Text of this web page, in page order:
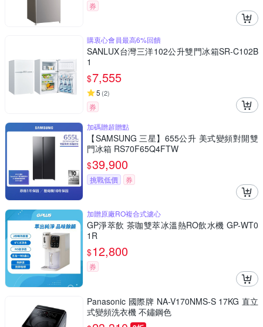
券
購衷心會員最高6%回饋
SANLUX台灣三洋102公升雙門冰箱SR-C102B
1
$7,555
5 (2)
券
加碼贈超贈點
【SAMSUNG 三星】655公升 美式變頻對開雙
門冰箱 RS70F65Q4FTW
$39,900
挑戰低價 券
加贈原廠RO複合式濾心
GP淨萃飲 茶咖雙萃冰溫熱RO飲水機 GP-WT0
1R
$12,800
券
Panasonic 國際牌 NA-V170NMS-S 17KG 直立
式變頻洗衣機 不鏽鋼色